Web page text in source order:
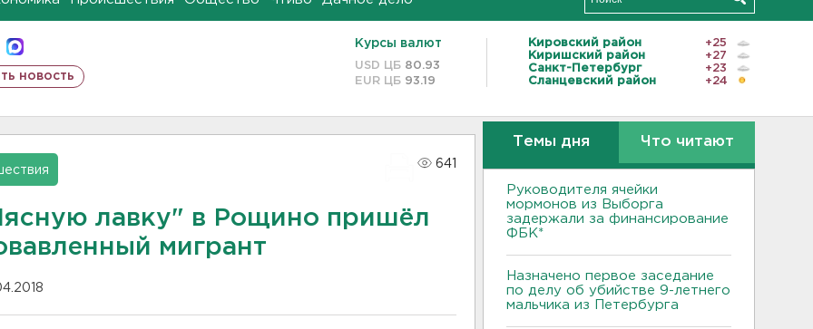
новость
Курсы валют
USD ЦБ 80.93
EUR ЦБ 93.19
Кировский район
+25
Киришский район
+27
Санкт-Петербург
+23
Сланцевский район
+24
641
лавку" в Рощино пришёл
мигрант
Темы дня Что читают
Руководителя ячейки
мормонов из Выборга
задержали за финансирование
ФБК*
Назначено первое заседание
по делу об убийстве 9-летнего
мальчика из Петербурга